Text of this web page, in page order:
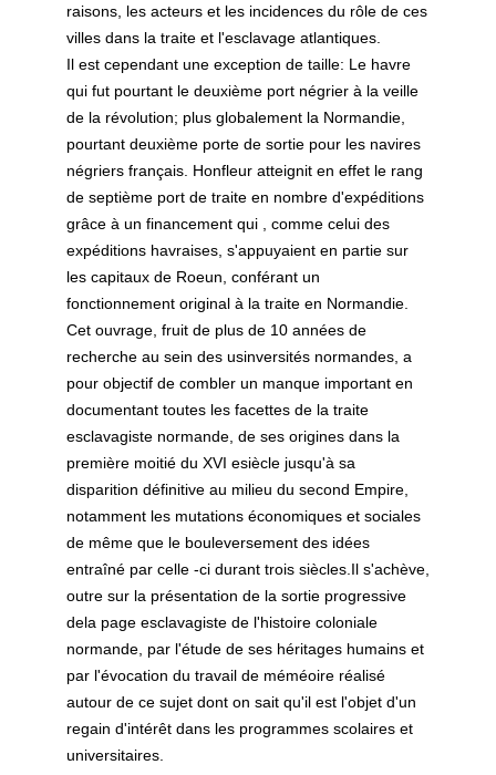
raisons, les acteurs et les incidences du rôle de ces
villes dans la traite et l'esclavage atlantiques.
Il est cependant une exception de taille: Le havre
qui fut pourtant le deuxième port négrier à la veille
de la révolution; plus globalement la Normandie,
pourtant deuxième porte de sortie pour les navires
négriers français. Honfleur atteignit en effet le rang
de septième port de traite en nombre d'expéditions
grâce à un financement qui , comme celui des
expéditions havraises, s'appuyaient en partie sur
les capitaux de Roeun, conférant un
fonctionnement original à la traite en Normandie.
Cet ouvrage, fruit de plus de 10 années de
recherche au sein des usinversités normandes, a
pour objectif de combler un manque important en
documentant toutes les facettes de la traite
esclavagiste normande, de ses origines dans la
première moitié du XVI esiècle jusqu'à sa
disparition définitive au milieu du second Empire,
notamment les mutations économiques et sociales
de même que le bouleversement des idées
entraîné par celle -ci durant trois siècles.Il s'achève,
outre sur la présentation de la sortie progressive
dela page esclavagiste de l'histoire coloniale
normande, par l'étude de ses héritages humains et
par l'évocation du travail de méméoire réalisé
autour de ce sujet dont on sait qu'il est l'objet d'un
regain d'intérêt dans les programmes scolaires et
universitaires.